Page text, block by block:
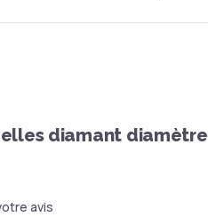
diamant diamètre
avis